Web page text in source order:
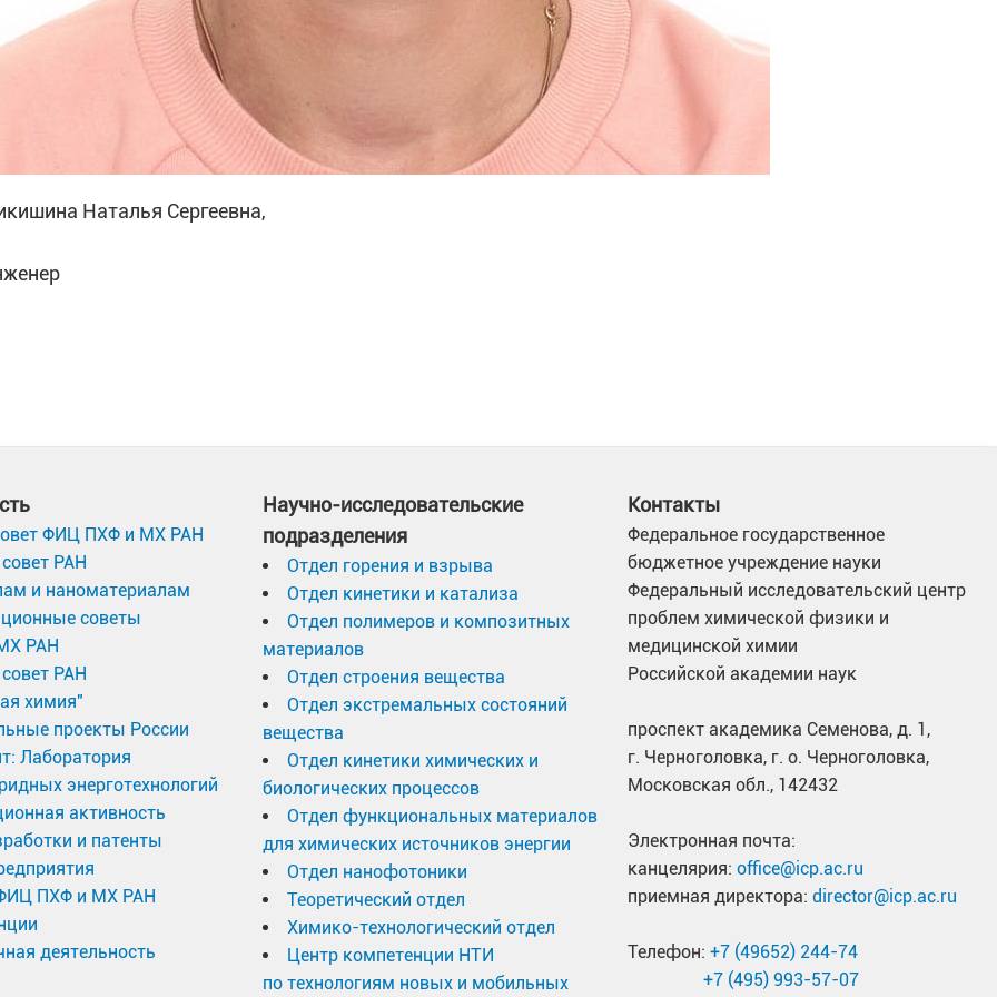
Наталья Сергеевна,
ФИЦ ПХФ и МХ РАН
РАН
и наноматериалам
советы
РАН
РАН
химия"
проекты России
Лаборатория
энерготехнологий
активность
и патенты
ПХФ и МХ РАН
деятельность
Научно-исследовательские
подразделения
Отдел горения и взрыва
Отдел кинетики и катализа
Отдел полимеров и композитных
материалов
Отдел строения вещества
Отдел экстремальных состояний
вещества
Отдел кинетики химических и
биологических процессов
Отдел функциональных материалов
для химических источников энергии
Отдел нанофотоники
Теоретический отдел
Химико-технологический отдел
Центр компетенции НТИ
по технологиям новых и мобильных
Контакты
Федеральное государственное
бюджетное учреждение науки
Федеральный исследовательский центр
проблем химической физики и
медицинской химии
Российской академии наук
проспект академика Семенова, д. 1,
г. Черноголовка, г. о. Черноголовка,
Московская обл., 142432
Электронная почта:
канцелярия: office@icp.ac.ru
приемная директора: director@icp.ac.ru
Телефон: +7 (49652) 244-74
+7 (495) 993-57-07